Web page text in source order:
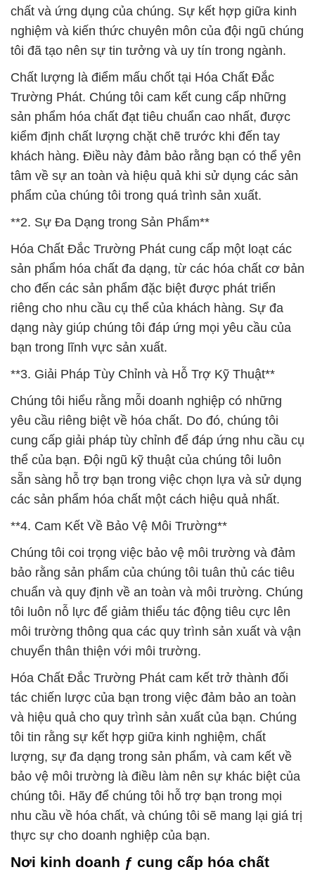
chất và ứng dụng của chúng. Sự kết hợp giữa kinh
nghiệm và kiến thức chuyên môn của đội ngũ chúng
tôi đã tạo nên sự tin tưởng và uy tín trong ngành.
Chất lượng là điểm mấu chốt tại Hóa Chất Đắc
Trường Phát. Chúng tôi cam kết cung cấp những
sản phẩm hóa chất đạt tiêu chuẩn cao nhất, được
kiểm định chất lượng chặt chẽ trước khi đến tay
khách hàng. Điều này đảm bảo rằng bạn có thể yên
tâm về sự an toàn và hiệu quả khi sử dụng các sản
phẩm của chúng tôi trong quá trình sản xuất.
**2. Sự Đa Dạng trong Sản Phẩm**
Hóa Chất Đắc Trường Phát cung cấp một loạt các
sản phẩm hóa chất đa dạng, từ các hóa chất cơ bản
cho đến các sản phẩm đặc biệt được phát triển
riêng cho nhu cầu cụ thể của khách hàng. Sự đa
dạng này giúp chúng tôi đáp ứng mọi yêu cầu của
bạn trong lĩnh vực sản xuất.
**3. Giải Pháp Tùy Chỉnh và Hỗ Trợ Kỹ Thuật**
Chúng tôi hiểu rằng mỗi doanh nghiệp có những
yêu cầu riêng biệt về hóa chất. Do đó, chúng tôi
cung cấp giải pháp tùy chỉnh để đáp ứng nhu cầu cụ
thể của bạn. Đội ngũ kỹ thuật của chúng tôi luôn
sẵn sàng hỗ trợ bạn trong việc chọn lựa và sử dụng
các sản phẩm hóa chất một cách hiệu quả nhất.
**4. Cam Kết Về Bảo Vệ Môi Trường**
Chúng tôi coi trọng việc bảo vệ môi trường và đảm
bảo rằng sản phẩm của chúng tôi tuân thủ các tiêu
chuẩn và quy định về an toàn và môi trường. Chúng
tôi luôn nỗ lực để giảm thiểu tác động tiêu cực lên
môi trường thông qua các quy trình sản xuất và vận
chuyển thân thiện với môi trường.
Hóa Chất Đắc Trường Phát cam kết trở thành đối
tác chiến lược của bạn trong việc đảm bảo an toàn
và hiệu quả cho quy trình sản xuất của bạn. Chúng
tôi tin rằng sự kết hợp giữa kinh nghiệm, chất
lượng, sự đa dạng trong sản phẩm, và cam kết về
bảo vệ môi trường là điều làm nên sự khác biệt của
chúng tôi. Hãy để chúng tôi hỗ trợ bạn trong mọi
nhu cầu về hóa chất, và chúng tôi sẽ mang lại giá trị
thực sự cho doanh nghiệp của bạn.
Nơi kinh doanh ƒ cung cấp hóa chất